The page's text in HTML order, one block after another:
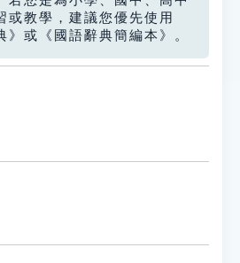
或教學，建議您優先使用
》或《國語辭典簡編本》。